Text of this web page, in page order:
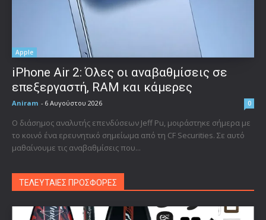
Apple
iPhone Air 2: Όλες οι αναβαθμίσεις σε
επεξεργαστή, RAM και κάμερες
Aniram - 6 Αυγούστου 2026 0
Ο διάσημος αναλυτής επενδύσεων Jeff Pu, μοιράστηκε σήμερα με
το κοινό ένα ερευνητικό σημείωμα από τη CF Securities. Σε αυτό
μαθαίνουμε τις αναβαθμίσεις που...
ΤΕΛΕΥΤΑΙΕΣ ΠΡΟΣΦΟΡΕΣ